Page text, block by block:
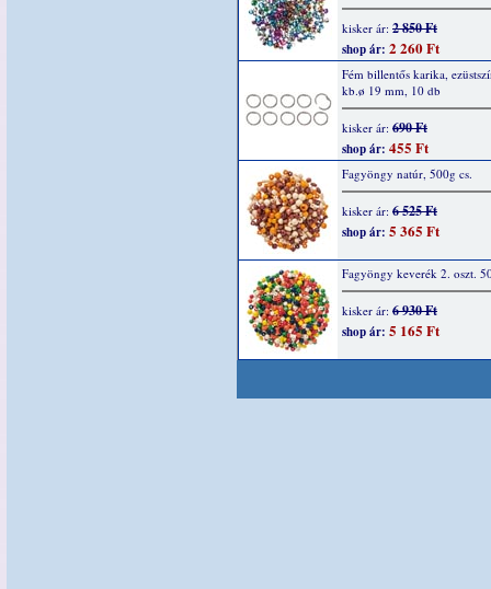
kisker ár: 2 850 Ft
shop ár: 2 260 Ft
Fém billentős karika,
kb.ø 19 mm, 10 db
kisker ár: 690 Ft
shop ár: 455 Ft
Fagyöngy natúr, 500g cs.
kisker ár: 6 525 Ft
shop ár: 5 365 Ft
Fagyöngy keverék 2. oszt.
kisker ár: 6 930 Ft
shop ár: 5 165 Ft